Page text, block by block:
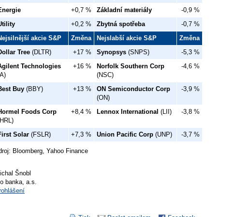
+0,7 % Základní materiály
-0,9 %
+0,2 % Zbytná spotřeba
-0,7 %
akcie S&P
Změna Nejslabší akcie S&P
Změna
Tree (DLTR) +17 % Synopsys (SNPS)
-5,3 %
Technologies
+16 %
Norfolk Southern Corp
(NSC)
-4,6 %
Buy (BBY) +13 %
ON Semiconductor Corp
(ON)
-3,9 %
Foods Corp
+8,4 % Lennox International (LII) -3,8 %
Solar (FSLR) +7,3 % Union Pacific Corp (UNP) -3,7 %
Bloomberg, Yahoo Finance
Šnobl
banka, a.s.